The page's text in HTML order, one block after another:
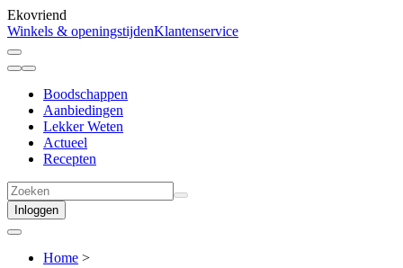
Ekovriend
Winkels & openingstijdenKlantenservice
Boodschappen
Aanbiedingen
Lekker Weten
Actueel
Recepten
Inloggen
Home >